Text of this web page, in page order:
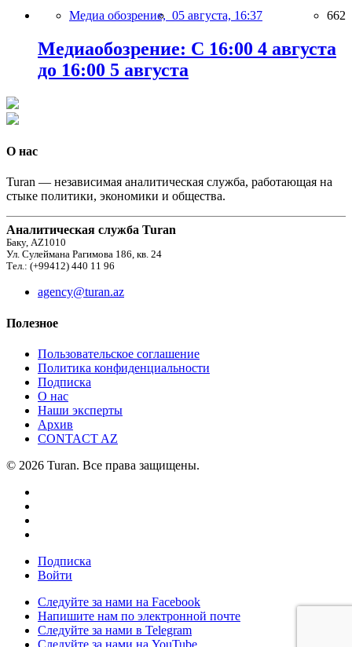
Медиа обозрение, 05 августа, 16:37 662
Медиаобозрение: С 16:00 4 августа
до 16:00 5 августа
О нас
Turan — независимая аналитическая служба, работающая на
стыке политики, экономики и общества.
Аналитическая служба Turan
Баку, AZ1010
Ул. Сулеймана Рагимова 186, кв. 24
Тел.: (+99412) 440 11 96
agency@turan.az
Полезное
Пользовательское соглашение
Политика конфиденциальности
Подписка
О нас
Наши эксперты
Архив
CONTACT AZ
© 2026 Turan. Все права защищены.
Подписка
Войти
Следуйте за нами на Facebook
Напишите нам по электронной почте
Следуйте за нами в Telegram
Следуйте за нами на YouTube